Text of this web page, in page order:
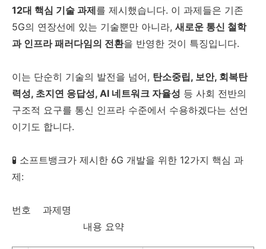
12대 핵심 기술 과제를 제시했습니다. 이 과제들은 기존
5G의 연장선에 있는 기술뿐만 아니라, 새로운 통신 철학
과 인프라 패러다임의 전환을 반영한 것이 특징입니다.
이는 단순히 기술의 발전을 넘어, 탄소중립, 보안, 회복탄
력성, 초지연 응답성, AI 네트워크 자율성 등 사회 전반의
구조적 요구를 통신 인프라 수준에서 수용하겠다는 선언
이기도 합니다.
🧪 소프트뱅크가 제시한 6G 개발을 위한 12가지 핵심 과
제:
번호 과제명
내용 요약